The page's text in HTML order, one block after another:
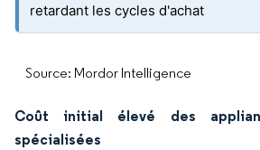
retardant les cycles d'achat
Source: Mordor Intelligence
Coût initial élevé des
spécialisées